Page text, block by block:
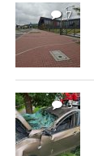
7
3